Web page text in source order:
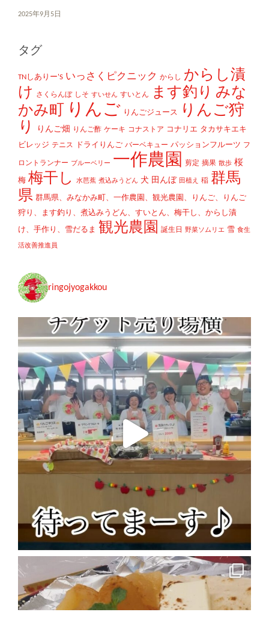
2025年9月5日
タグ
TNしありー'S いっさくピクニック からし からし漬
け
さくらんぼ しそ すいせん すいとん ます釣り みな
かみ町
りんご りんごジュース
りんご狩
り
りんご畑 りんご酢 ケーキ コナストア コナリエ タカサキエキ
ビレッジ テニス ドライりんご バーベキュー パッションフルーツ フ
ロントランナー ブルーベリー 一作農園 剪定 摘果 散歩 桜
梅 梅干し 水芭蕉 煮込みうどん 犬 田んぼ 田植え 稲 群馬
県 群馬県、みなかみ町、一作農園、観光農園、りんご、りんご
狩り、ます釣り、煮込みうどん、すいとん、梅干し、からし漬
け、手作り、雪だるま 観光農園 誕生日 野菜ソムリエ 雪 食生
活改善推進員
ringojyogakkou